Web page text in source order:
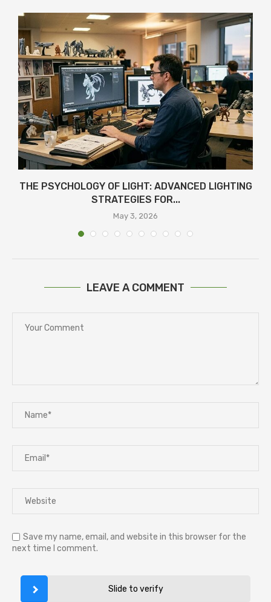
THE PSYCHOLOGY OF LIGHT: ADVANCED LIGHTING
STRATEGIES FOR...
May 3, 2026
LEAVE A COMMENT
Save my name, email, and website in this browser for the
next time I comment.
Slide to verify